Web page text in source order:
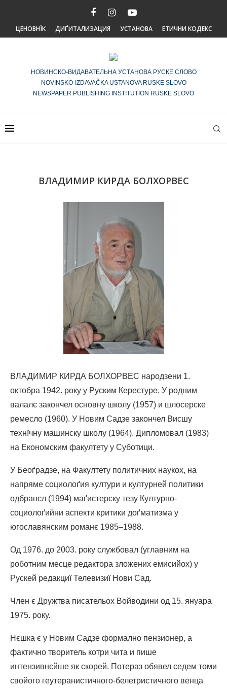
ЦЕНОВНЇК ДИҐИТАЛИЗАЦИЯ УСТАНОВА ЕТИЧНИ КОДЕКС
НОВИНСКО-ВИДАВАТЕЛЬНА УСТАНОВА РУСКЕ СЛОВО
NOVINSKO-IZDAVAČKA USTANOVA RUSKE SLOVO
NEWSPAPER PUBLISHING INSTITUTION RUSKE SLOVO
ВЛАДИМИР КИРДА БОЛХОРВЕС
ВЛАДИМИР КИРДА БОЛХОРВЕС народзени 1.
октобра 1942. року у Руским Керестуре. У родним
валалє закончел основну школу (1957) и шлосерске
ремесло (1960). У Новим Садзе закончел Висшу
технїчну машинску школу (1964). Дипломовал (1983)
на Економским факултету у Суботици.
У Беоґрадзе, на Факултету политичних наукох, на
напряме социолоґия култури и културней политики
одбранєл (1994) маґистерску тезу Културно-
социолоґийни аспекти критики доґматизма у
югославянским романє 1985–1988.
Од 1976. до 2003. року службовал (углавним на
роботним месце редактора зложених емисийох) у
Рускей редакциї Телевизиї Нови Сад.
Член є Дружтва писательох Войводини од 15. януара
1975. року.
Нєшка є у Новим Садзе формално пензионер, а
фактично творитель котри чита и пише
интензивнєйше як скорей. Потераз обявел седем томи
свойого геутеранистичного-белетристичного венца